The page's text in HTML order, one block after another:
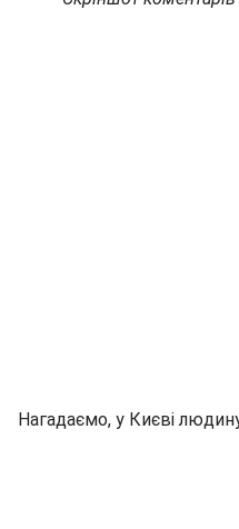
Нагадаємо, у Києві